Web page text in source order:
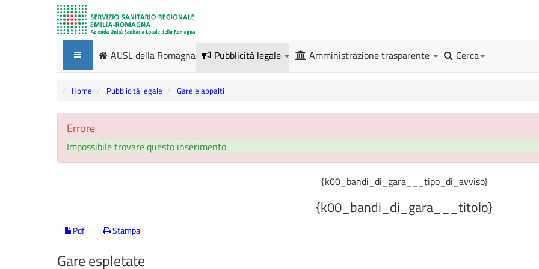
AUSL della Romagna Pubblicità legale Amministrazione trasparente Cerca
Home Pubblicità legale Gare e appalti
Errore
Impossibile trovare questo inserimento
{k00_bandi_di_gara___tipo_di_avviso}
{k00_bandi_di_gara___titolo}
Pdf Stampa
Gare espletate